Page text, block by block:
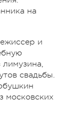
на
и
свадьбы.
московских